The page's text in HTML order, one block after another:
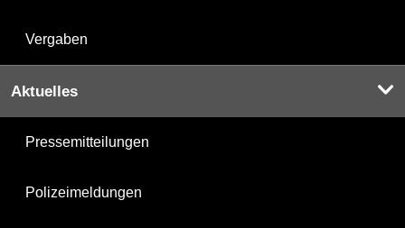
Vergaben
Aktuelles
Pressemitteilungen
Polizeimeldungen